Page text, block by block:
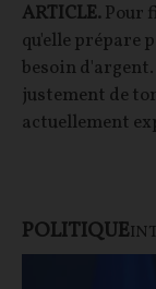
ARTICLE.Pour
qu'elle prépare
besoin
justement de
actuellement
POLITIQUE